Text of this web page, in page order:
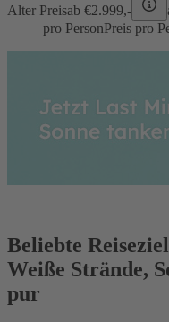
Alter Preisab €2.999,-
pro PersonPreis pro
Beliebte
Weiße Strände,
pur